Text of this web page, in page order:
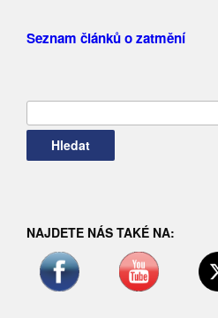
Seznam článků o zatmění
NAJDETE NÁS TAKÉ NA: